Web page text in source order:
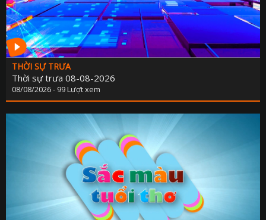
THỜI SỰ TRƯA
Thời sự trưa 08-08-2026
08/08/2026 - 99 Lượt xem